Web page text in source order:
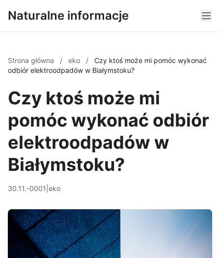
Naturalne informacje
Strona główna / eko /
Czy ktoś może mi pomóc wykonać
odbiór elektroodpadów w Białymstoku?
Czy ktoś może mi
pomóc wykonać odbiór
elektroodpadów w
Białymstoku?
30.11.-0001 eko